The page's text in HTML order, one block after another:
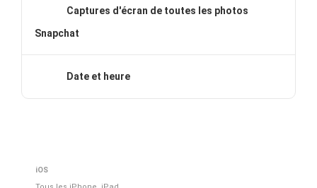
Captures d'écran de toutes les photos
Snapchat
Date et heure
iOS